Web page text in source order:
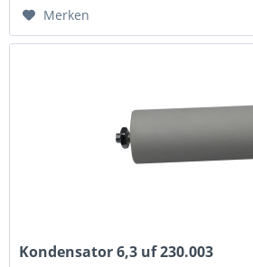
Merken
Kondensator 6,3 uf 230.003